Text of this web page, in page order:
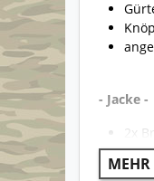
- Jacke -
2x
1x
2x